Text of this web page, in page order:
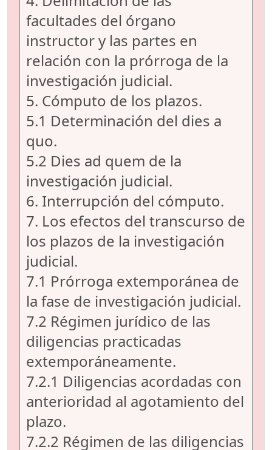
facultades del órgano
instructor y las partes en
relación con la prórroga de la
investigación judicial.
5. Cómputo de los plazos.
5.1 Determinación del dies a
quo.
5.2 Dies ad quem de la
investigación judicial.
6. Interrupción del cómputo.
7. Los efectos del transcurso de
los plazos de la investigación
judicial.
7.1 Prórroga extemporánea de
la fase de investigación judicial.
7.2 Régimen jurídico de las
diligencias practicadas
extemporáneamente.
7.2.1 Diligencias acordadas con
anterioridad al agotamiento del
plazo.
7.2.2 Régimen de las diligencias